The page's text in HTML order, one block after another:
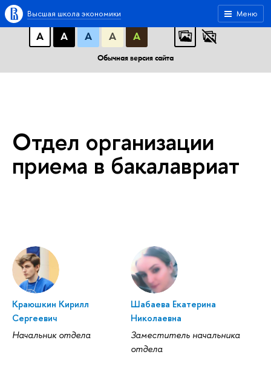
A A A АБB
АБB
А
А А А А
Обычная версия сайта
Меню
Высшая школа экономики
Отдел организации
приема в бакалавриат
Краюшкин Кирилл
Сергеевич
Начальник отдела
Шабаева Екатерина
Николаевна
Заместитель начальника
отдела